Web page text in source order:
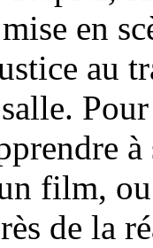
en
au
film, ou
de la